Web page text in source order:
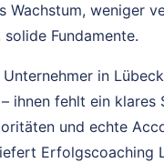
Wachstum, weniger
solide Fundamente.
Unternehmer in
ihnen fehlt ein klares
und echte
Erfolgscoaching